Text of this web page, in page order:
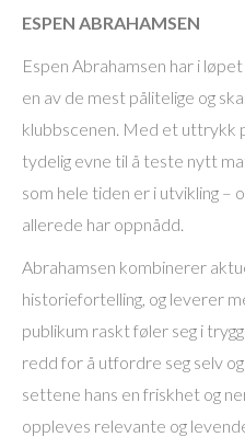
ESPEN ABRAHAMSEN
Espen Abrahamsen har i
en av de mest pålitelige og
klubbscenen. Med et uttrykk
tydelig evne til å teste nytt
som hele tiden er i utvikling –
allerede har oppnådd.
Abrahamsen kombinerer
historiefortelling, og leverer
publikum raskt føler seg i
redd for å utfordre seg selv
settene hans en friskhet og
oppleves relevante og